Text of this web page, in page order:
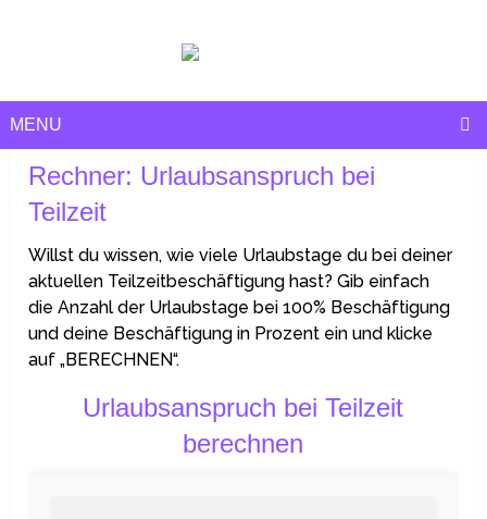
MENU
Rechner: Urlaubsanspruch bei
Teilzeit
Willst du wissen, wie viele Urlaubstage du bei deiner
aktuellen Teilzeitbeschäftigung hast? Gib einfach
die Anzahl der Urlaubstage bei 100% Beschäftigung
und deine Beschäftigung in Prozent ein und klicke
auf „BERECHNEN“.
Urlaubsanspruch bei Teilzeit
berechnen